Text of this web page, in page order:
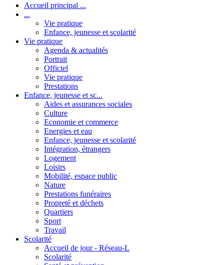
Accueil principal ...
...
Vie pratique
Enfance, jeunesse et scolarité
Vie pratique
Agenda & actualités
Portrait
Officiel
Vie pratique
Prestations
Enfance, jeunesse et sc...
Aides et assurances sociales
Culture
Economie et commerce
Energies et eau
Enfance, jeunesse et scolarité
Intégration, étrangers
Logement
Loisirs
Mobilité, espace public
Nature
Prestations funéraires
Propreté et déchets
Quartiers
Sport
Travail
Scolarité
Accueil de jour - Réseau-L
Scolarité